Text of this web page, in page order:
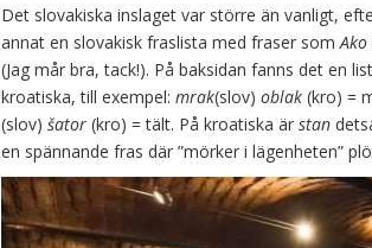
Det slovakiska inslaget var större än vanligt,
annat en slovakisk fraslista med fraser som Ako
(Jag mår bra, tack!). På baksidan fanns det en
kroatiska, till exempel: mrak(slov) oblak (kro) =
(slov) šator (kro) = tält. På kroatiska är stan
en spännande fras där ”mörker i lägenheten”